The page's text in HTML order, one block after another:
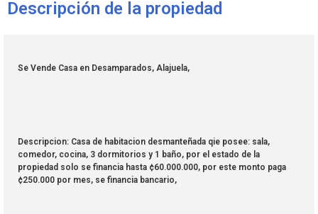
Descripción de la propiedad
Se Vende Casa en Desamparados, Alajuela,
Descripcion: Casa de habitacion desmanteñada qie posee: sala,
comedor, cocina, 3 dormitorios y 1 baño, por el estado de la
propiedad solo se financia hasta ¢60.000.000, por este monto paga
¢250.000 por mes, se financia bancario,